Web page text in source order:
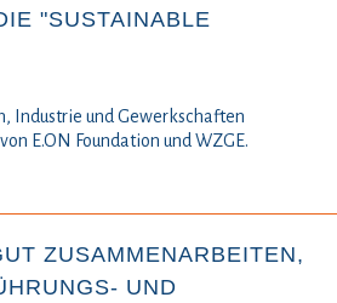
"SUSTAINABLE
Industrie und Gewerkschaften
E.ON Foundation und WZGE.
ZUSAMMENARBEITEN,
UND